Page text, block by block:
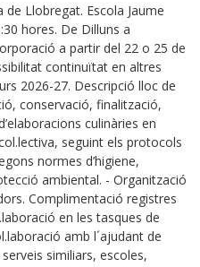
Llobregat. Escola Jaume
hores. De Dilluns a
a partir del 22 o 25 de
continuïtat en altres
2026-27. Descripció lloc de
conservació, finalització,
culinàries en
seguint els protocols
normes d’higiene,
ambiental. - Organització
Complimentació registres
en les tasques de
amb l´ajudant de
similiars, escoles,